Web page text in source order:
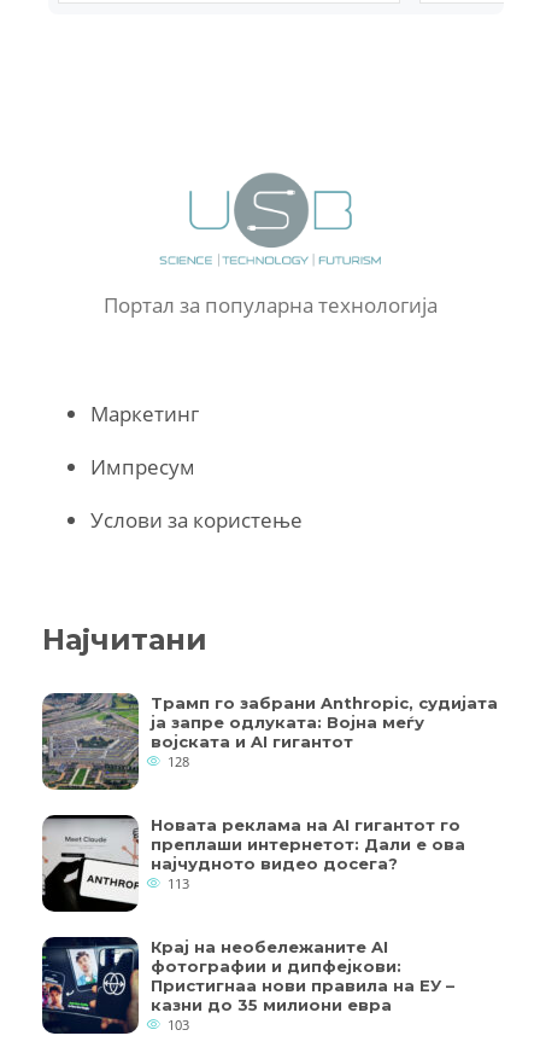
Портал за популарна технологија
Маркетинг
Импресум
Услови за користење
Најчитани
Трамп го забрани Anthropic, судијата
ја запре одлуката: Војна меѓу
војската и AI гигантот
128
Новата реклама на AI гигантот го
преплаши интернетот: Дали е ова
најчудното видео досега?
113
Крај на необележаните AI
фотографии и дипфејкови:
Пристигнаа нови правила на ЕУ –
казни до 35 милиони евра
103